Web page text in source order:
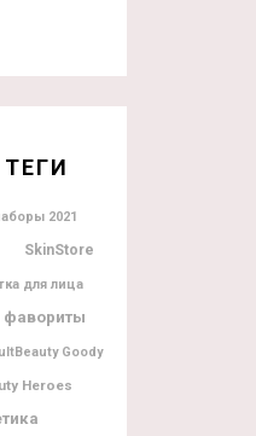
2021
SkinStore
для лица
Goody
Heroes